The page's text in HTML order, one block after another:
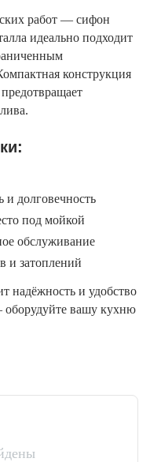
работ — сифон
идеально подходит
конструкция
долговечность
под мойкой
обслуживание
и затоплений
надёжность и удобство
оборудуйте вашу кухню